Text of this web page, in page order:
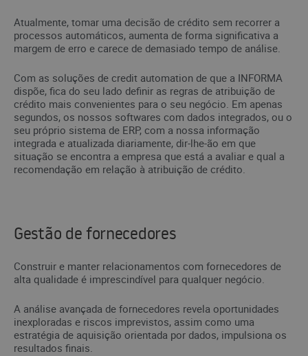
Atualmente, tomar uma decisão de crédito sem recorrer a
processos automáticos, aumenta de forma significativa a
margem de erro e carece de demasiado tempo de análise.
Com as soluções de credit automation de que a INFORMA
dispõe, fica do seu lado definir as regras de atribuição de
crédito mais convenientes para o seu negócio. Em apenas
segundos, os nossos softwares com dados integrados, ou o
seu próprio sistema de ERP, com a nossa informação
integrada e atualizada diariamente, dir-lhe-ão em que
situação se encontra a empresa que está a avaliar e qual a
recomendação em relação à atribuição de crédito.
Gestão de fornecedores
Construir e manter relacionamentos com fornecedores de
alta qualidade é imprescindível para qualquer negócio.
A análise avançada de fornecedores revela oportunidades
inexploradas e riscos imprevistos, assim como uma
estratégia de aquisição orientada por dados, impulsiona os
resultados finais.